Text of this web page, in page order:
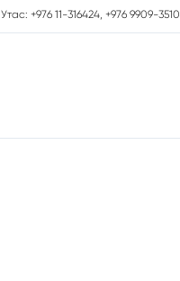
Утас: +976 11-316424, +976 9909-3510